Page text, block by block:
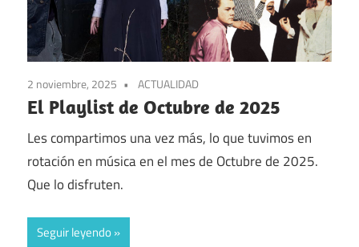
2 noviembre, 2025 ACTUALIDAD
El Playlist de Octubre de 2025
Les compartimos una vez más, lo que tuvimos en
rotación en música en el mes de Octubre de 2025.
Que lo disfruten.
Seguir leyendo